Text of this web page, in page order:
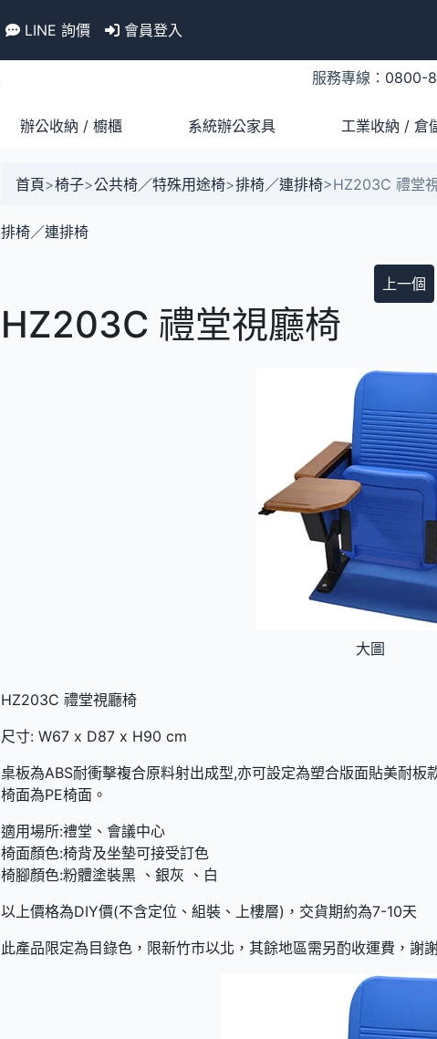
LINE 詢價 會員登入
服務專線： 0800-
辦公收納 / 櫥櫃 系統辦公家具 工業收納 / 倉
首頁>椅子>公共椅／特殊用途椅>排椅／連排椅>HZ203C 禮堂
排椅／連排椅
上一個
HZ203C 禮堂視廳椅
大圖
HZ203C 禮堂視廳椅
尺寸: W67 x D87 x H90 cm
桌板為ABS耐衝擊複合原料射出成型,亦可設定為塑合版面貼美耐板
椅面為PE椅面。
適用場所:禮堂、會議中心
椅面顏色:椅背及坐墊可接受訂色
椅腳顏色:粉體塗裝黑 、銀灰 、白
以上價格為DIY價(不含定位、組裝、上樓層)，交貨期約為7-10天
此產品限定為目錄色，限新竹市以北，其餘地區需另酌收運費，謝